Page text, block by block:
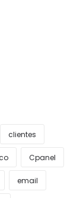
clientes
Cpanel
email